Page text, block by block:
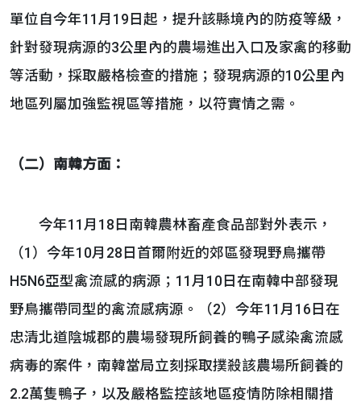
單位自今年11月19日起，提升該縣境內的防疫等級，
針對發現病源的3公里內的農場進出入口及家禽的移動
等活動，採取嚴格檢查的措施；發現病源的10公里內
地區列屬加強監視區等措施，以符實情之需。
（二）南韓方面：
今年11月18日南韓農林畜產食品部對外表示，
（1）今年10月28日首爾附近的郊區發現野鳥攜帶
H5N6亞型禽流感的病源；11月10日在南韓中部發現
野鳥攜帶同型的禽流感病源。（2）今年11月16日在
忠清北道陰城郡的農場發現所飼養的鴨子感染禽流感
病毒的案件，南韓當局立刻採取撲殺該農場所飼養的
2.2萬隻鴨子，以及嚴格監控該地區疫情防除相關措